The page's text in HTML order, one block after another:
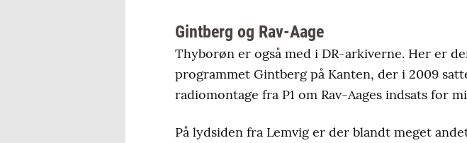
Gintberg og Rav-Aage
Thyborøn er også med i DR-arkiverne. Her er
programmet Gintberg på Kanten, der i 2009
radiomontage fra P1 om Rav-Aages indsats for
På lydsiden fra Lemvig er der blandt meget